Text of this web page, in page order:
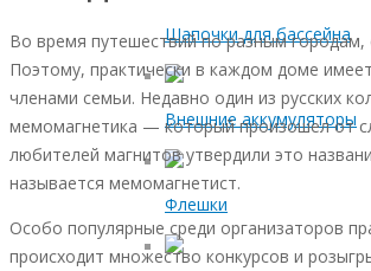
Шапочки для бассейна
Внешние аккумуляторы
Флешки
Во время путешествий по разным
Поэтому, практически в каждом доме
членами семьи. Недавно один из русских
мемомагнетика — который произошел от
любителей магнитов утвердили это
называется мемомагнетист.
Особо популярные среди организаторов
происходит множество конкурсов и